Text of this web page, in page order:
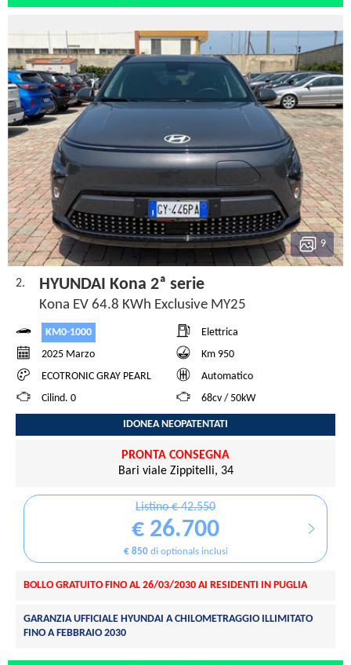
9
2. HYUNDAI Kona 2ª serie
Kona EV 64.8 KWh Exclusive MY25
KM0-1000
Elettrica
2025 Marzo
Km 950
ECOTRONIC GRAY PEARL
Automatico
Cilind. 0
68cv / 50kW
IDONEA NEOPATENTATI
PRONTA CONSEGNA
Bari viale Zippitelli, 34
Listino € 42.550
€ 26.700
€ 850di optionals inclusi
BOLLO GRATUITO FINO AL 26/03/2030 AI RESIDENTI IN PUGLIA
GARANZIA UFFICIALE HYUNDAI A CHILOMETRAGGIO ILLIMITATO
FINO A FEBBRAIO 2030